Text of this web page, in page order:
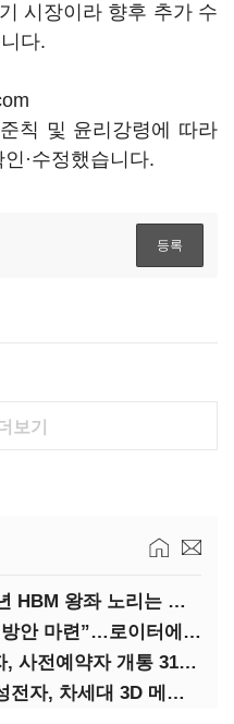
시장이라 향후 추가 수
다.
칙 및 윤리강령에 따라
·수정했습니다.
보기
HBM3E 수요가 변수…내년 HBM 왕좌 노리는 삼성
삼전닉스 “주주환원 확대 방안 마련”…로이터에 성명 보내
“Z8 폴드 흥행”…삼성전자, 사전예약자 개통 31일까지 연장
“HBM5 성능의 8배”…삼성전자, 차세대 3D 메모리 ‘zHBM’ 공개